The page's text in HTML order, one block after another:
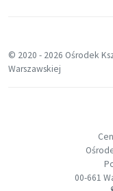
© 2020 - 2026 Ośrodek
Warszawskiej
00-661